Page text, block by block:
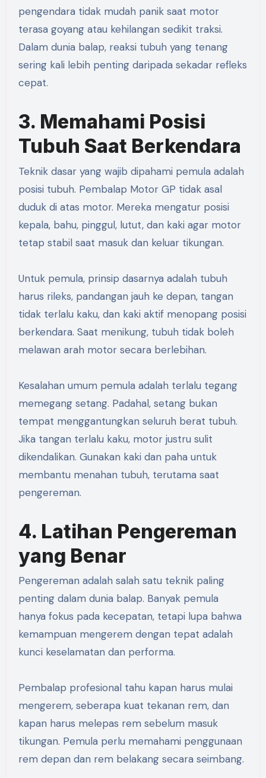
pengendara tidak mudah panik saat motor
terasa goyang atau kehilangan sedikit traksi.
Dalam dunia balap, reaksi tubuh yang tenang
sering kali lebih penting daripada sekadar refleks
cepat.
3. Memahami Posisi
Tubuh Saat Berkendara
Teknik dasar yang wajib dipahami pemula adalah
posisi tubuh. Pembalap Motor GP tidak asal
duduk di atas motor. Mereka mengatur posisi
kepala, bahu, pinggul, lutut, dan kaki agar motor
tetap stabil saat masuk dan keluar tikungan.
Untuk pemula, prinsip dasarnya adalah tubuh
harus rileks, pandangan jauh ke depan, tangan
tidak terlalu kaku, dan kaki aktif menopang posisi
berkendara. Saat menikung, tubuh tidak boleh
melawan arah motor secara berlebihan.
Kesalahan umum pemula adalah terlalu tegang
memegang setang. Padahal, setang bukan
tempat menggantungkan seluruh berat tubuh.
Jika tangan terlalu kaku, motor justru sulit
dikendalikan. Gunakan kaki dan paha untuk
membantu menahan tubuh, terutama saat
pengereman.
4. Latihan Pengereman
yang Benar
Pengereman adalah salah satu teknik paling
penting dalam dunia balap. Banyak pemula
hanya fokus pada kecepatan, tetapi lupa bahwa
kemampuan mengerem dengan tepat adalah
kunci keselamatan dan performa.
Pembalap profesional tahu kapan harus mulai
mengerem, seberapa kuat tekanan rem, dan
kapan harus melepas rem sebelum masuk
tikungan. Pemula perlu memahami penggunaan
rem depan dan rem belakang secara seimbang.